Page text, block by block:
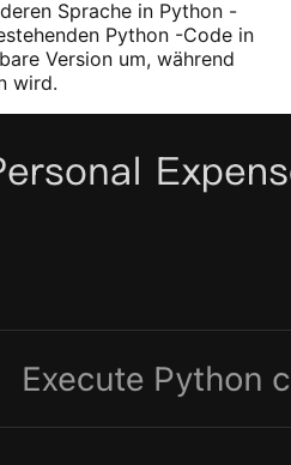
Sprache in Python -
Python -Code in
Version um, während
wird.